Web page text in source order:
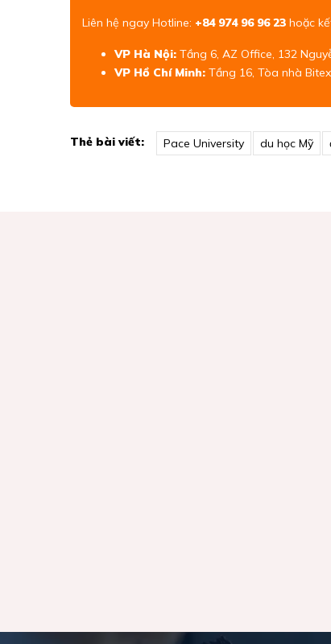
Liên hệ ngay Hotline: +84 974 96 96 23 hoặc
VP Hà Nội: Tầng 6, AZ Office, 132
VP Hồ Chí Minh: Tầng 16, Tòa nhà
Thẻ bài viết: Pace University du học Mỹ